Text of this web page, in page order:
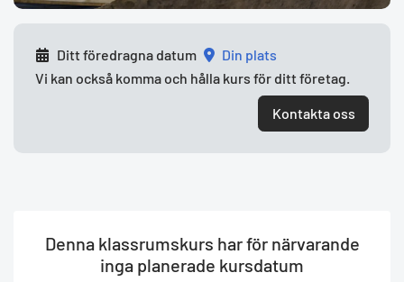
Ditt föredragna datum
din plats
Vi kan också komma och hålla kurs för ditt företag.
Kontakta oss
Denna klassrumskurs har för närvarande
inga planerade kursdatum